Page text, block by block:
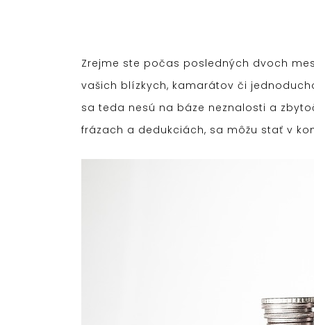
Zrejme ste počas posledných dvoch
vašich blízkych, kamarátov či
sa teda nesú na báze neznalosti a
frázach a dedukciách, sa môžu stať v